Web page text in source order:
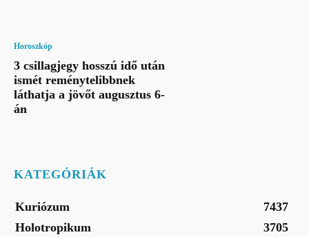
Horoszkóp
3 csillagjegy hosszú idő után
ismét reménytelibbnek
láthatja a jövőt augusztus 6-
án
KATEGÓRIÁK
Kuriózum
7437
Holotropikum
3705